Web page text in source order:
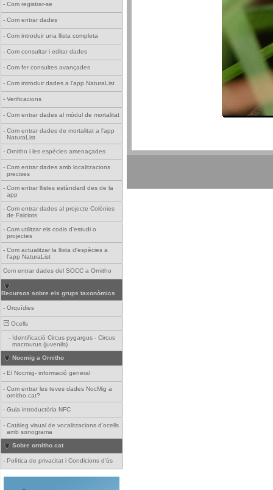
- Com registrar-se
- Com entrar dades
- Com introduir una llista completa
- Com consultar i editar dades
- Com fer consultes avançades
- Com introduir dades a l'app NaturaList
- Verificacions
- Com entrar dades al mòdul de mortalitat
- Com entrar dades de mortalitat a l'app
NaturaList
- Ornitho i les espècies amenaçades
- Com entrar dades amb localitzacions
precises
- Com entrar llistes estàndard des de la
app
- Com entrar dades al projecte Colònies
de Falciots
- Com utilitzar els codis d'estudi o
projectes
- Com actualitzar la llista d'espècies a
l'app NaturaList
Com entrar dades del SOCC a Ornitho
Recursos sobre els grups taxonòmics
- Orquídies
Ocells
- Identificació Circus pygargus - Circus
macrourus (juvenils)
Nocmig a Ornitho
- El Nocmig- informació general
- Com entrar les teves dades NocMig a
ornitho.cat?
- Guia introductòria NFC
- Catàleg visual de vocalitzacions d'ocells
amb sonograma
Sobre ornitho.cat
- Política de privacitat i Condicions d'ús